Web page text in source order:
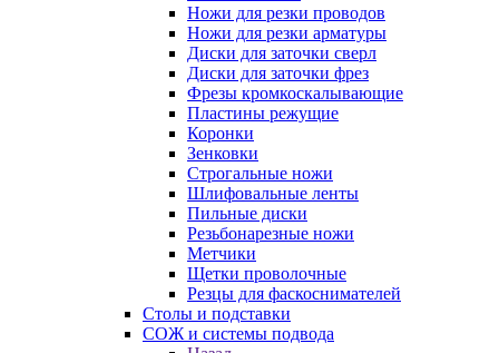
Ножи для резки проводов
Ножи для резки арматуры
Диски для заточки сверл
Диски для заточки фрез
Фрезы кромкоскалывающие
Пластины режущие
Коронки
Зенковки
Строгальные ножи
Шлифовальные ленты
Пильные диски
Резьбонарезные ножи
Метчики
Щетки проволочные
Резцы для фаскоснимателей
Столы и подставки
СОЖ и системы подвода